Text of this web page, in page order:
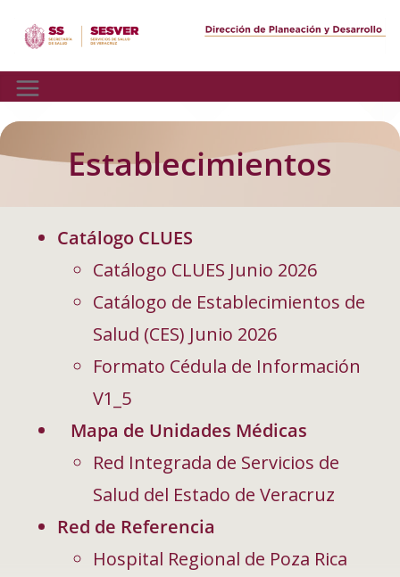
Establecimientos
Catálogo CLUES
Catálogo CLUES Junio 2026
Catálogo de Establecimientos de
Salud (CES) Junio 2026
Formato Cédula de Información
V1_5
Mapa de Unidades Médicas
Red Integrada de Servicios de
Salud del Estado de Veracruz
Red de Referencia
Hospital Regional de Poza Rica